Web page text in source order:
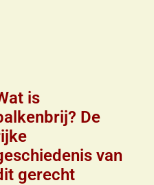
is
De
van
gerecht